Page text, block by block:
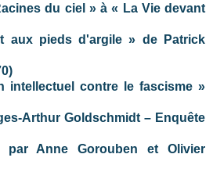
du ciel » à « La Vie devant
aux pieds d'argile » de Patrick
intellectuel contre le fascisme »
Arthur Goldschmidt – Enquête
par Anne Gorouben et Olivier